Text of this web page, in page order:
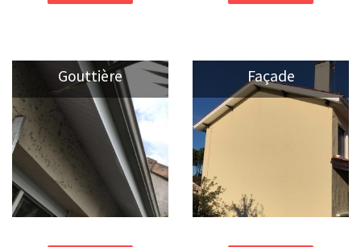
Gouttière Façade